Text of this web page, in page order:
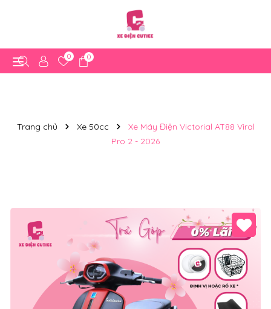
0 0
Trang chủ Xe 50cc
Xe Máy Điện Victorial AT88 Viral
Pro 2 - 2026